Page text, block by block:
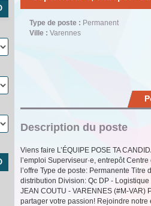
Type de poste : Permanent
Ville : Varennes
Description du poste
Viens faire L’ÉQUIPE POSE TA
l’emploi Superviseur·e, entrepôt
l’offre Type de poste: Permanente
distribution Division: Qc DP -
JEAN COUTU - VARENNES (#M-
partager votre passion! Rejoindre